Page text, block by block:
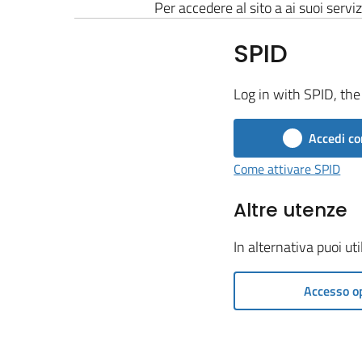
Per accedere al sito a ai suoi
SPID
Log in with SPID,
Accedi
Come attivare SPID
Altre utenze
In alternativa puoi
Accesso